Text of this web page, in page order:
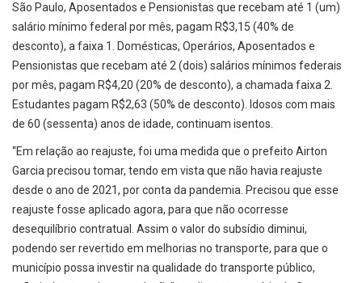
São Paulo, Aposentados e Pensionistas que recebam até 1 (um)
salário mínimo federal por mês, pagam R$3,15 (40% de
desconto), a faixa 1. Domésticas, Operários, Aposentados e
Pensionistas que recebam até 2 (dois) salários mínimos federais
por mês, pagam R$4,20 (20% de desconto), a chamada faixa 2.
Estudantes pagam R$2,63 (50% de desconto). Idosos com mais
de 60 (sessenta) anos de idade, continuam isentos.
“Em relação ao reajuste, foi uma medida que o prefeito Airton
Garcia precisou tomar, tendo em vista que não havia reajuste
desde o ano de 2021, por conta da pandemia. Precisou que esse
reajuste fosse aplicado agora, para que não ocorresse
desequilíbrio contratual. Assim o valor do subsídio diminui,
podendo ser revertido em melhorias no transporte, para que o
município possa investir na qualidade do transporte público,